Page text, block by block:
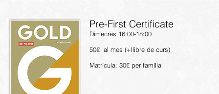
Pre-First Certificate
​Dimecres 16:00-18:00
50€ al mes (+llibre de curs)
Matrícula: 30€ per família